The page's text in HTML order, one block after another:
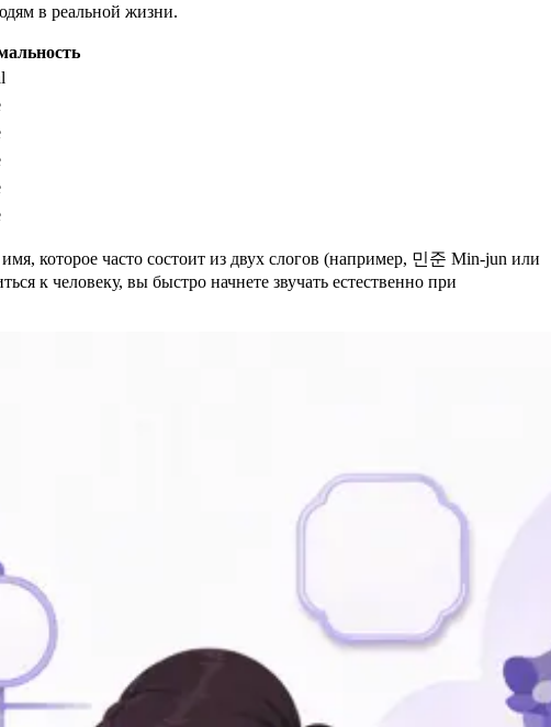
в реальной жизни.
которое часто состоит из двух слогов (например, 민준 Min-jun или
к человеку, вы быстро начнете звучать естественно при